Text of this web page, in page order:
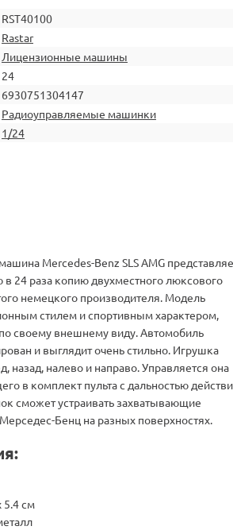
RST40100
Rastar
Лицензионные машины
24
6930751304147
Радиоуправляемые машинки
1/24
Mercedes-Benz SLS AMG
24 раза копию двухместного люксового
немецкого производителя. Модель
стилем и спортивным характером,
своему внешнему виду. Автомобиль
и выглядит очень стильно. Игрушка
назад, налево и направо. Управляется она
в комплект пульта с дальностью
сможет устраивать захватывающие
Бенц на разных поверхностях.
5.4 cм